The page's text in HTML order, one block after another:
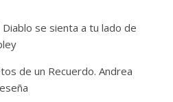
Diablo se sienta a tu lado de
de un Recuerdo. Andrea